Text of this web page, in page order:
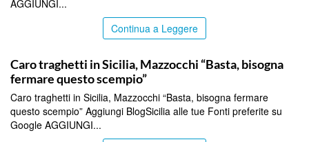
AGGIUNGI...
Continua a Leggere
Caro traghetti in Sicilia, Mazzocchi “Basta, bisogna
fermare questo scempio”
Caro traghetti in Sicilia, Mazzocchi “Basta, bisogna fermare
questo scempio” Aggiungi BlogSicilia alle tue Fonti preferite su
Google AGGIUNGI...